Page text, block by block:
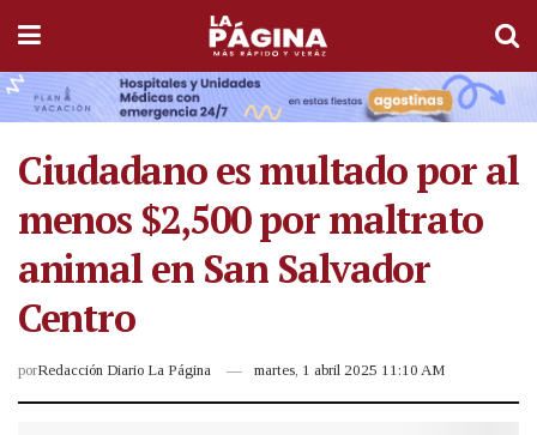
Ciudadano es multado por al
menos $2,500 por maltrato
animal en San Salvador
Centro
porRedacción Diario La Página martes, 1 abril 2025 11:10 AM